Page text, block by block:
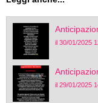
il 30/01/2025
il 29/01/2025